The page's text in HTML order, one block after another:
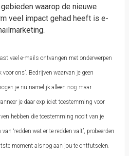
waarop de nieuwe
veel impact gehad heeft is e-
veel e-mails ontvangen met onderwerpen
ons’. Bedrijven waarvan je geen
je nu namelijk alleen nog maar
je daar expliciet toestemming voor
hebben die toestemming nooit van je
‘redden wat er te redden valt’, probeerden
moment alsnog aan jou te ontfutselen.